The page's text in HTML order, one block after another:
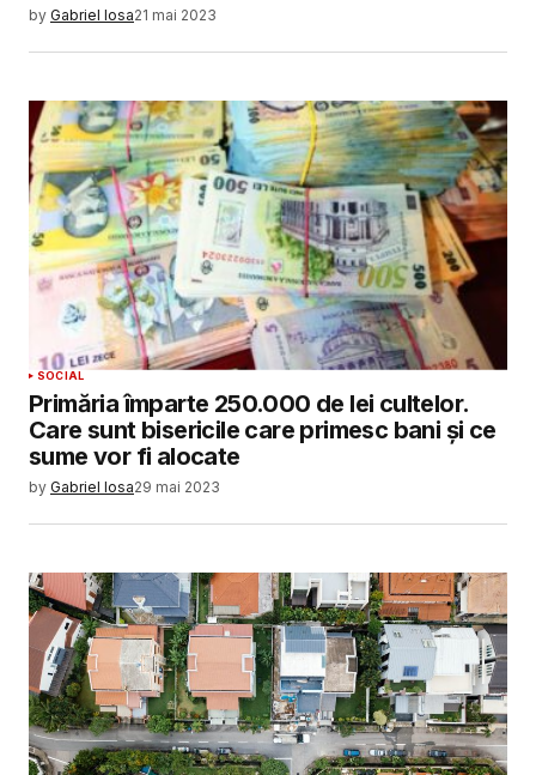
by Gabriel Iosa21 mai 2023
SOCIAL
Primăria împarte 250.000 de lei cultelor.
Care sunt bisericile care primesc bani și ce
sume vor fi alocate
by Gabriel Iosa29 mai 2023